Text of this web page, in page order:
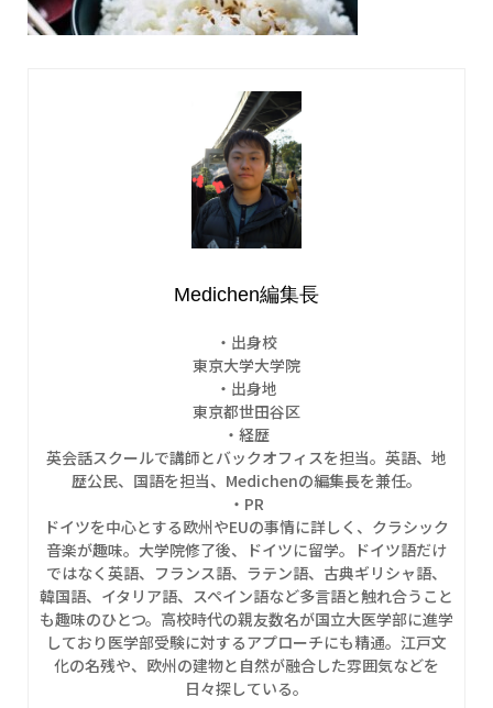
Medichen編集長
・出身校
東京大学大学院
・出身地
東京都世田谷区
・経歴
英会話スクールで講師とバックオフィスを担当。英語、地
歴公民、国語を担当、Medichenの編集長を兼任。
・PR
ドイツを中心とする欧州やEUの事情に詳しく、クラシック
音楽が趣味。大学院修了後、ドイツに留学。ドイツ語だけ
ではなく英語、フランス語、ラテン語、古典ギリシャ語、
韓国語、イタリア語、スペイン語など多言語と触れ合うこと
も趣味のひとつ。高校時代の親友数名が国立大医学部に進学
しており医学部受験に対するアプローチにも精通。江戸文
化の名残や、欧州の建物と自然が融合した雰囲気などを
日々探している。